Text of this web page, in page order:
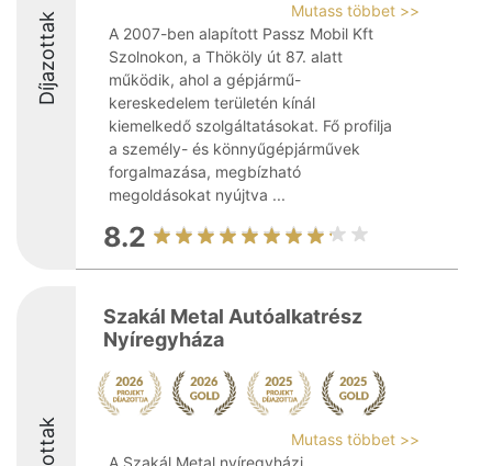
Díjazottak
Mutass többet >>
A 2007-ben alapított Passz Mobil Kft
Szolnokon, a Thököly út 87. alatt
működik, ahol a gépjármű-
kereskedelem területén kínál
kiemelkedő szolgáltatásokat. Fő profilja
a személy- és könnyűgépjárművek
forgalmazása, megbízható
megoldásokat nyújtva ...
8.2
Szakál Metal Autóalkatrész
Nyíregyháza
Mutass többet >>
A Szakál Metal nyíregyházi